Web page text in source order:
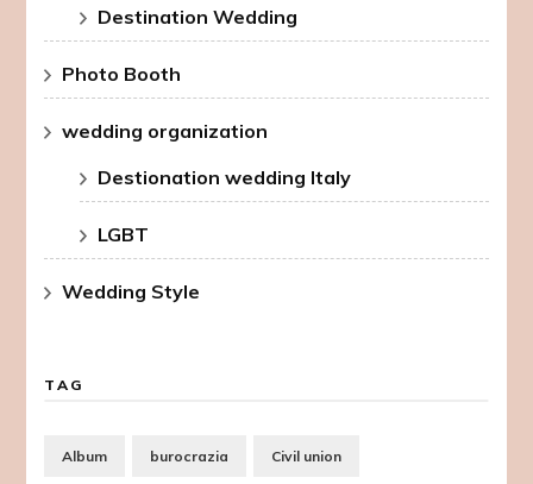
Destination Wedding
Photo Booth
wedding organization
Destionation wedding Italy
LGBT
Wedding Style
TAG
Album burocrazia Civil union